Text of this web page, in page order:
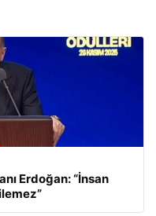
Erdoğan: “İnsan